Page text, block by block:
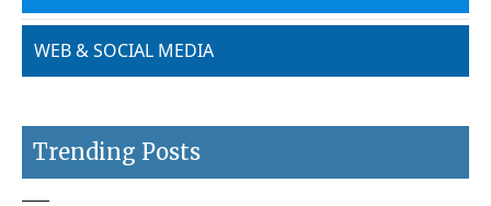
WEB & SOCIAL MEDIA
Trending Posts